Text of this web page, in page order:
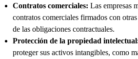
Contratos comerciales: Las empresas
contratos comerciales firmados con
de las obligaciones contractuales.
Protección de la propiedad
proteger sus activos intangibles, como